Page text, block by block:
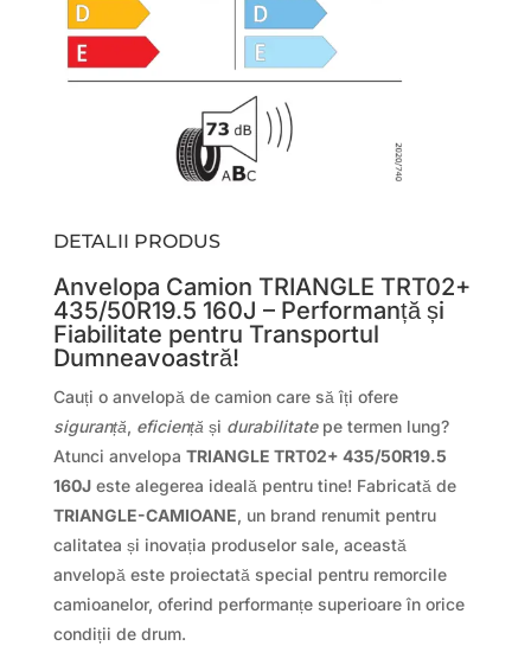
DETALII PRODUS
Anvelopa Camion TRIANGLE TRT02+
435/50R19.5 160J – Performanță și
Fiabilitate pentru Transportul
Dumneavoastră!
Cauți o anvelopă de camion care să îți ofere
siguranță, eficiență și durabilitatepe termen lung?
Atunci anvelopa TRIANGLE TRT02+ 435/50R19.5
160Jeste alegerea ideală pentru tine! Fabricată de
TRIANGLE-CAMIOANE, un brand renumit pentru
calitatea și inovația produselor sale, această
anvelopă este proiectată special pentru remorcile
camioanelor, oferind performanțe superioare în orice
condiții de drum.